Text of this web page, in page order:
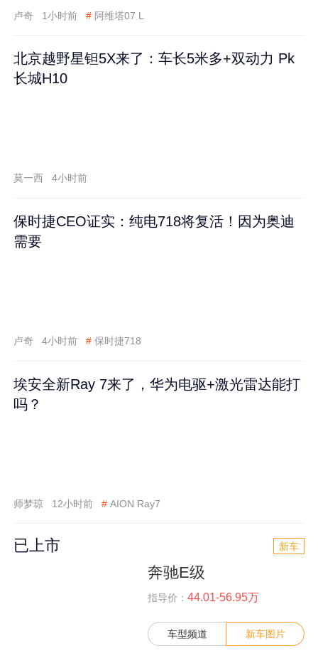
卢奇 1小时前 # 阿维塔07 L
北京越野星钽5X来了：车长5米多+双动力 Pk
长城H10
莫一西 4小时前
保时捷CEO证实：纯电718将复活！因为奥迪
需要
卢奇 4小时前 # 保时捷718
埃安全新Ray 7来了，华为电驱+激光雷达能打
吗？
师梦琼 12小时前 # AION Ray7
已上市 新车
奔驰E级
指导价： 44.01-56.95万
车型频道 新车图片